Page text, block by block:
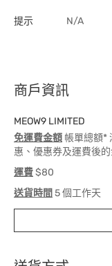
提示 N/A
商戶資訊
MEOW9 LIMITED
免運費金額 帳單總額*
惠、優惠券及運費後的
運費$80
送貨時間 5 個工作天